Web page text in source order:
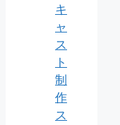
キ
ャ
ス
ト
制
作
ス